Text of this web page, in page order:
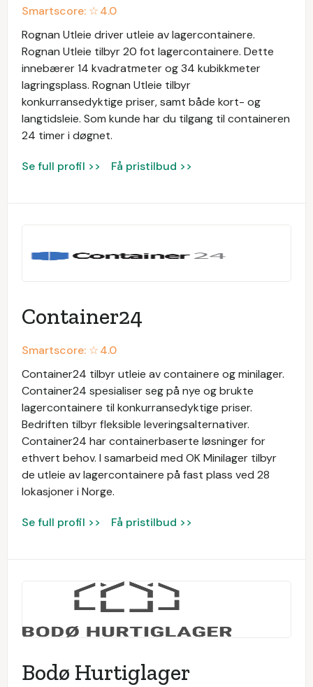
Smartscore: ☆4.0
Rognan Utleie driver utleie av lagercontainere.
Rognan Utleie tilbyr 20 fot lagercontainere. Dette
innebærer 14 kvadratmeter og 34 kubikkmeter
lagringsplass. Rognan Utleie tilbyr
konkurransedyktige priser, samt både kort- og
langtidsleie. Som kunde har du tilgang til containeren
24 timer i døgnet.
Se full profil >> Få pristilbud >>
Container24
Smartscore: ☆4.0
Container24 tilbyr utleie av containere og minilager.
Container24 spesialiser seg på nye og brukte
lagercontainere til konkurransedyktige priser.
Bedriften tilbyr fleksible leveringsalternativer.
Container24 har containerbaserte løsninger for
ethvert behov. I samarbeid med OK Minilager tilbyr
de utleie av lagercontainere på fast plass ved 28
lokasjoner i Norge.
Se full profil >> Få pristilbud >>
Bodø Hurtiglager